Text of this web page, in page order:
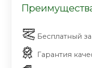
Бесплатный
Гарантия